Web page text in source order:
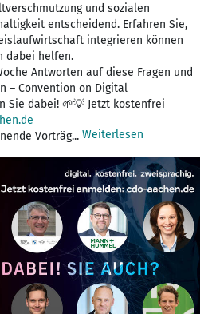
und sozialen
entscheidend. Erfahren Sie,
integrieren können
dabei helfen.
Antworten auf diese Fragen und
– Convention on Digital
Sie dabei! 🌱💡 Jetzt kostenfrei
Vorträg... Weiterlesen